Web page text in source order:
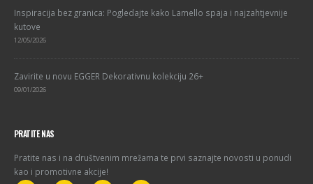
Inspiracija bez granica: Pogledajte kako Lamello spaja i najzahtjevnije
kutove
12/05/2026
Zavirite u novu EGGER Dekorativnu kolekciju 26+
09/01/2026
PRATITE NAS
Pratite nas i na društvenim mrežama te prvi saznajte novosti u ponudi
kao i promotivne akcije!